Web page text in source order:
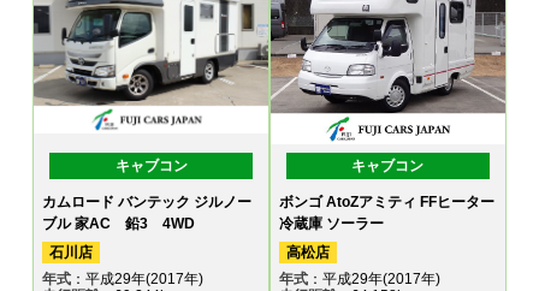
キャブコン
カムロード バンテック ジルノー
ブル 家AC 鉛3 4WD
石川店
年式 ：平成29年(2017年)
キャブコン
ボンゴ AtoZアミティ FFヒーター
冷蔵庫 ソーラー
高松店
年式：平成29年(2017年)